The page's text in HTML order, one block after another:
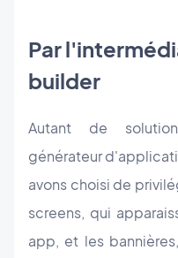
Par
builder
Autant de
générateur
avons choisi de
screens, qui
app, et les